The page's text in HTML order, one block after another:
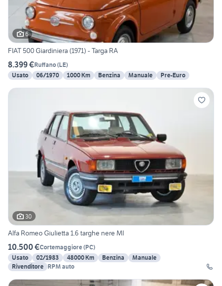
6
FIAT 500 Giardiniera (1971) - Targa RA
8.399 €Ruffano(LE)
Usato
06/1970 1000 Km Benzina Manuale Pre-Euro
30
Alfa Romeo Giulietta 1.6 targhe nere MI
10.500 €Cortemaggiore(PC)
Usato
02/1983 48000 Km Benzina
Manuale
Rivenditore RPM auto